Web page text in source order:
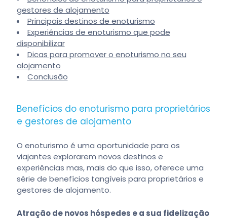
gestores de alojamento
Principais destinos de enoturismo
Experiências de enoturismo que pode
disponibilizar
Dicas para promover o enoturismo no seu
alojamento
Conclusão
Benefícios do enoturismo para proprietários
e gestores de alojamento
O enoturismo é uma oportunidade para os
viajantes explorarem novos destinos e
experiências mas, mais do que isso, oferece uma
série de benefícios tangíveis para proprietários e
gestores de alojamento.
Atração de novos hóspedes e a sua fidelização